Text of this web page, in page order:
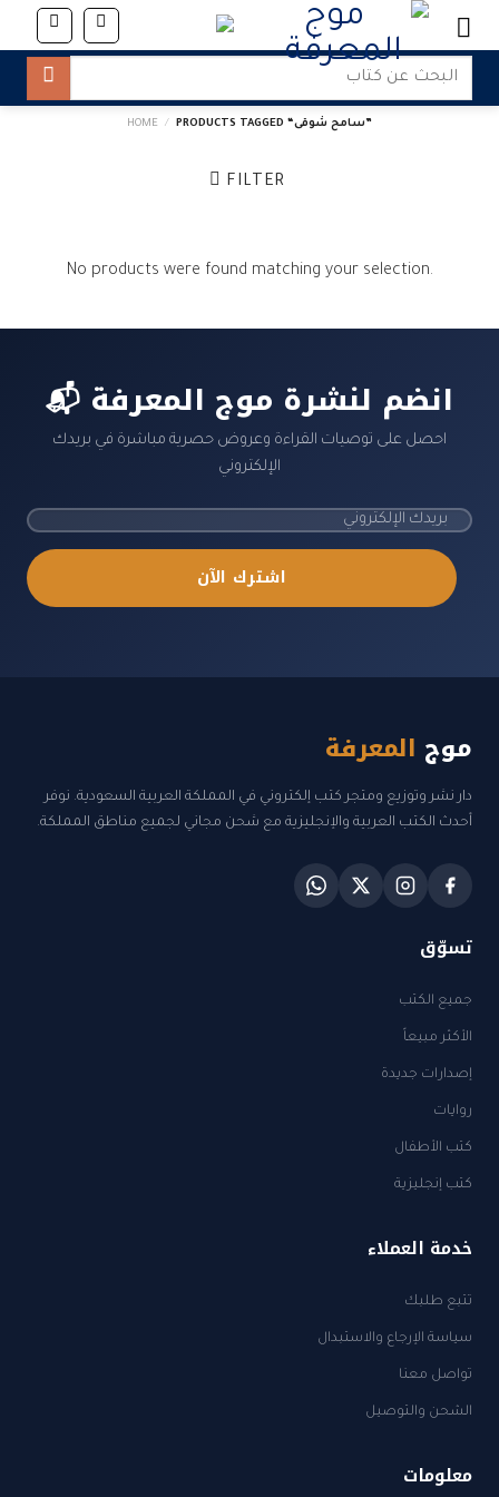
content
Search
HOME / PRODUCTS TAGGED “سامح شوقى”
FILTER
No products were found matching your selection.
📬 انضم لنشرة موج المعرفة
احصل على توصيات القراءة وعروض حصرية مباشرة في بريدك
الإلكتروني
اشترك الآن
موج المعرفة
دار نشر وتوزيع ومتجر كتب إلكتروني في المملكة العربية السعودية. نوفر
أحدث الكتب العربية والإنجليزية مع شحن مجاني لجميع مناطق المملكة.
تسوّق
جميع الكتب
الأكثر مبيعاً
إصدارات جديدة
روايات
كتب الأطفال
كتب إنجليزية
خدمة العملاء
تتبع طلبك
سياسة الإرجاع والاستبدال
تواصل معنا
الشحن والتوصيل
معلومات